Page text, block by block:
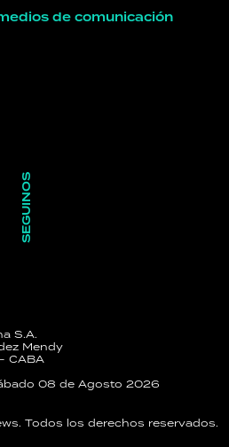
de comunicación
SEGUINOS
S.A.
Mendy
CABA
08 de Agosto 2026
Todos los derechos reservados.